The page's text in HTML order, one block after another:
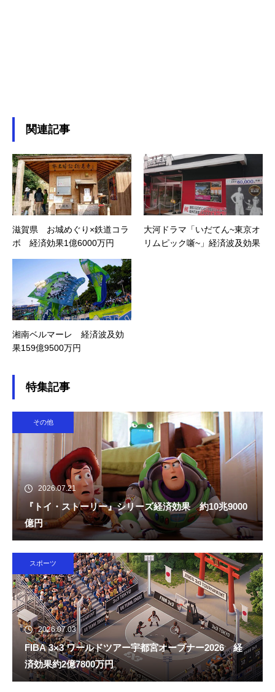
関連記事
滋賀県 お城めぐり×鉄道コラ
ボ 経済効果1億6000万円
大河ドラマ「いだてん~東京オ
リムピック噺~」経済波及効果
湘南ベルマーレ 経済波及効
果159億9500万円
特集記事
その他
2026.07.21
『トイ・ストーリー』シリーズ経済効果 約10兆9000
億円
スポーツ
2026.07.03
FIBA 3×3 ワールドツアー宇都宮オープナー2026 経
済効果約2億7800万円